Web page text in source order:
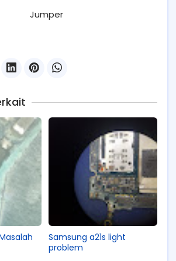
Jumper
Samsung a21s light
problem